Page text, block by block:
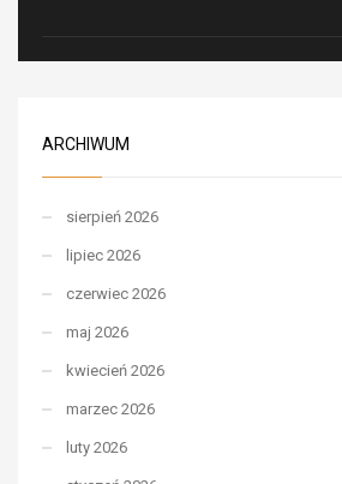
ARCHIWUM
sierpień 2026
lipiec 2026
czerwiec 2026
maj 2026
kwiecień 2026
marzec 2026
luty 2026